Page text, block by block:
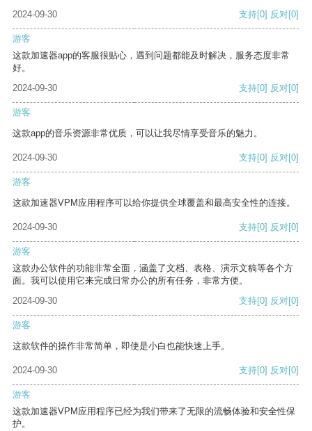
2024-09-30 支持[0] 反对[0]
游客
这款加速器app的客服很贴心，遇到问题都能及时解决，服务态度非常
好。
2024-09-30
支持[0] 反对[0]
游客
这款app的音乐资源非常优质，可以让我尽情享受音乐的魅力。
2024-09-30 支持[0] 反对[0]
游客
这款加速器VPM应用程序可以给你提供全球覆盖和最高安全性的连接。
2024-09-30 支持[0] 反对[0]
游客
这款办公软件的功能非常全面，涵盖了文档、表格、演示文稿等各个方
面。我可以使用它来完成日常办公的所有任务，非常方便。
2024-09-30
支持[0] 反对[0]
游客
这款软件的操作非常简单，即使是小白也能快速上手。
2024-09-30 支持[0] 反对[0]
游客
这款加速器VPM应用程序已经为我们带来了无限的流畅体验和安全性保
护。